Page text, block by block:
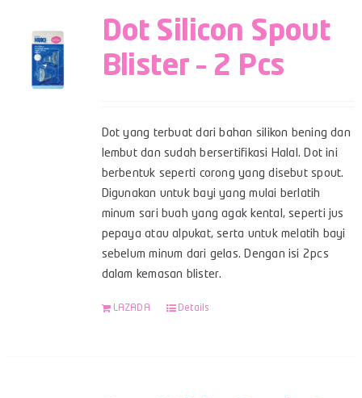
Dot Silicon Spout
Blister – 2 Pcs
Dot yang terbuat dari bahan silikon bening dan
lembut dan sudah bersertifikasi Halal. Dot ini
berbentuk seperti corong yang disebut spout.
Digunakan untuk bayi yang mulai berlatih
minum sari buah yang agak kental, seperti jus
pepaya atau alpukat, serta untuk melatih bayi
sebelum minum dari gelas. Dengan isi 2pcs
dalam kemasan blister.
LAZADA Details